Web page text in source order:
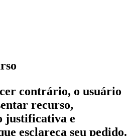
contrário, o usuário
recurso,
justificativa e
esclareça seu pedido.